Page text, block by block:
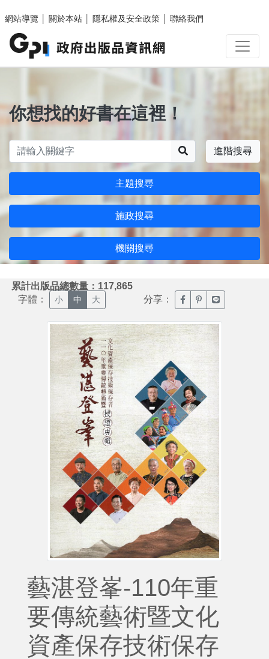
網站導覽
關於本站 隱私權及安全政策 聯絡我們
你想找的好書在這裡！
進階搜尋
主題搜尋
施政搜尋
機關搜尋
累計出版品總數量：117,865
字體： 小 中 大 分享： 臉書分享(另開新視窗)
噗浪分享(另開新
Line分享(另
藝湛登峯-110年重
要傳統藝術暨文化
資產保存技術保存